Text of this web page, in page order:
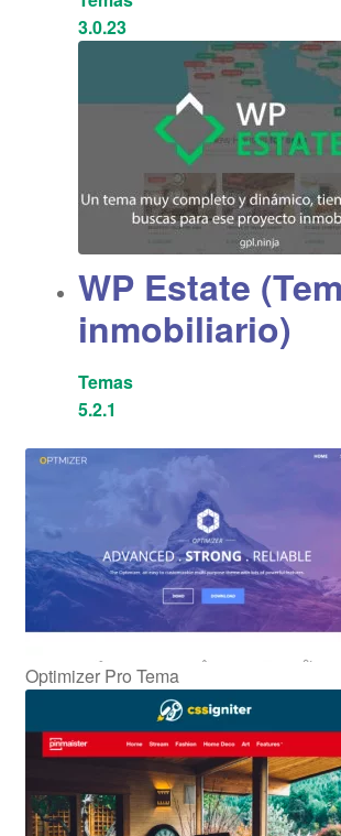
3.0.23
WP Estate
inmobiliario)
Temas
5.2.1
Optimizer Pro Tema